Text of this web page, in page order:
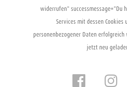
widerrufen" successmessage="Du
Services mit dessen Cookies
personenbezogener Daten
jetzt neu